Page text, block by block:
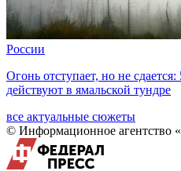
России
Огонь отступает, но не
действуют в ямальской тундре
все актуальные сюжеты
© Информационное агентство